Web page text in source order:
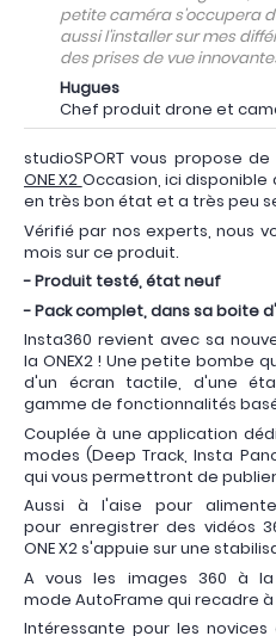
petite caméra s'occupera
aussi l'installer sur mes
des prises de vue
Hugues
Chef produit drone et
studioSPORT vous propose
ONE X2 Occasion, ici disponible
en très bon état et a très peu
Vérifié par nos experts, nous
mois sur ce produit.
- Produit testé, état neuf
- Pack complet, dans sa boite
Insta360 revient avec sa
la ONEX2 ! Une petite bombe
d'un écran tactile, d'une
gamme de fonctionnalités
Couplée à une application
modes (Deep Track, Insta
qui vous permettront de
Aussi à l'aise pour
pour enregistrer des vidéos
ONE X2 s'appuie sur une
A vous les images 360 à
mode AutoFrame qui recadre
Intéressante pour les